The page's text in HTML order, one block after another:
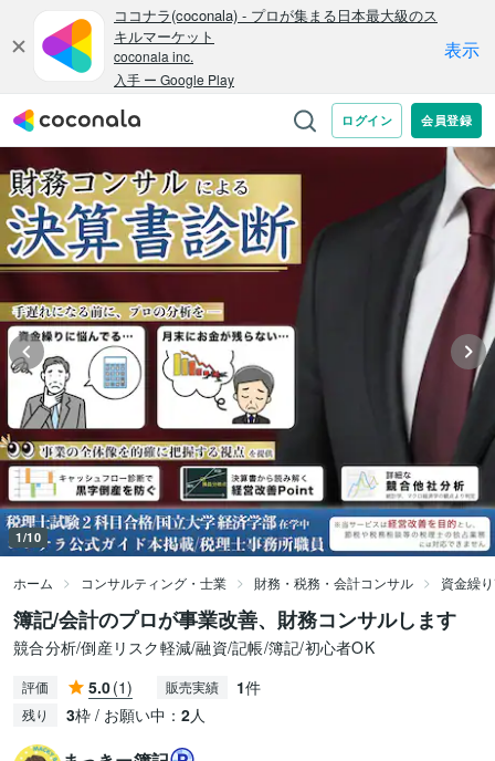
1/10
ホーム コンサルティング・士業 財務・税務・会計コンサル 資金繰
簿記/会計のプロが事業改善、財務コンサルします
競合分析/倒産リスク軽減/融資/記帳/簿記/初心者OK
評価 5.0(1) 販売実績 1件
残り 3枠 / お願い中： 2人